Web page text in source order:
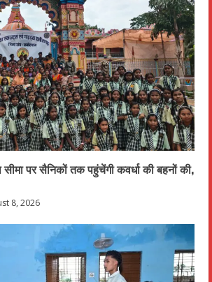
पर सैनिकों तक पहुंचेंगी कवर्धा की बहनों की,
8, 2026